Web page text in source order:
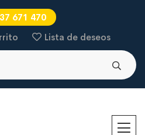
671 470
Lista de deseos